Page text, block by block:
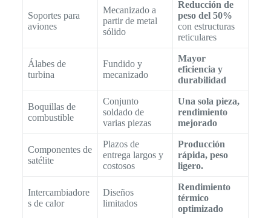
Soportes para
aviones
Mecanizado a
partir de metal
sólido
Reducción de
peso del 50%
con estructuras
reticulares
Álabes de
turbina
Fundido y
mecanizado
Mayor
eficiencia y
durabilidad
Boquillas de
combustible
Conjunto
soldado de
varias piezas
Una sola pieza,
rendimiento
mejorado
Componentes de
satélite
Plazos de
entrega largos y
costosos
Producción
rápida, peso
ligero.
Intercambiadore
s de calor
Diseños
limitados
Rendimiento
térmico
optimizado